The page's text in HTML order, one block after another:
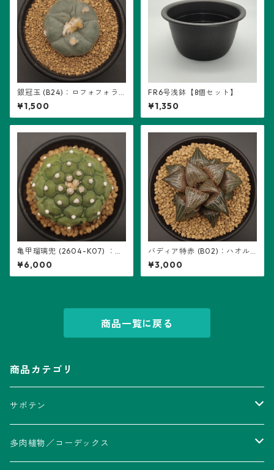
銀冠玉 (B24)：ロフォフォラ
属 ※実生
¥1,500
FR6号浅鉢【8個セット】
¥1,350
亀甲瑠璃兜 (2604-K07) ：ア
ストロフィツム属 ※実生
¥6,000
バディア特赤 (B02)：ハオル
チア属 ※実生
¥3,000
商品一覧に戻る
商品カテゴリ
サボテン
アストロフィツム属
多肉植物／コーデックス